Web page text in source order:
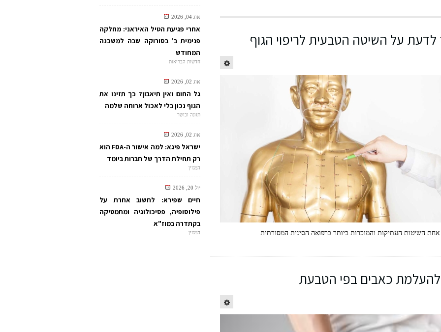
לדעת על השיטה הטבעית לריפוי הגוף
אחת השיטות העתיקות והמוכרות ביותר ברפואה הסינית המסורתית.
להעלמת כאבים בפי הטבעת
אוג 04, 2026
אחרי פגיעת הטיל האיראני: מחלקה
פנימית ב' בסורוקה שבה למשכנה
המחודש
חדשות הבריאות
אוג 02, 2026
גל החום ואין תיאבון? כך תזינו את
הגוף נכון בלי לאכול ארוחה שלמה
תזונה וכושר
אוג 02, 2026
ישראל פיגא: למה אישור ה-FDA הוא
רק תחילת הדרך של חברות ביומד
המגזין
יול 20, 2026
חיים שפירא: לחשוב אחרת על
פילוסופיה, פסיכולוגיה ומתמטיקה
בקתדרה במוז"א
המגזין